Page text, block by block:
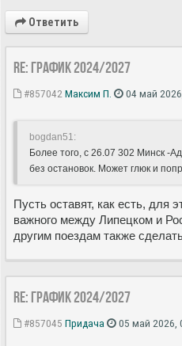
Ответить
Re: ГРАФИК 2024/2027
#857042 Максим П. 04 май
bogdan51:
Более того, с 26.07 302 Минск -
без остановок. Может глюк и
Пусть оставят, как есть, для
важного между Липецком и
другим поездам также
Re: ГРАФИК 2024/2027
#857045 Придача 05 май 2026,